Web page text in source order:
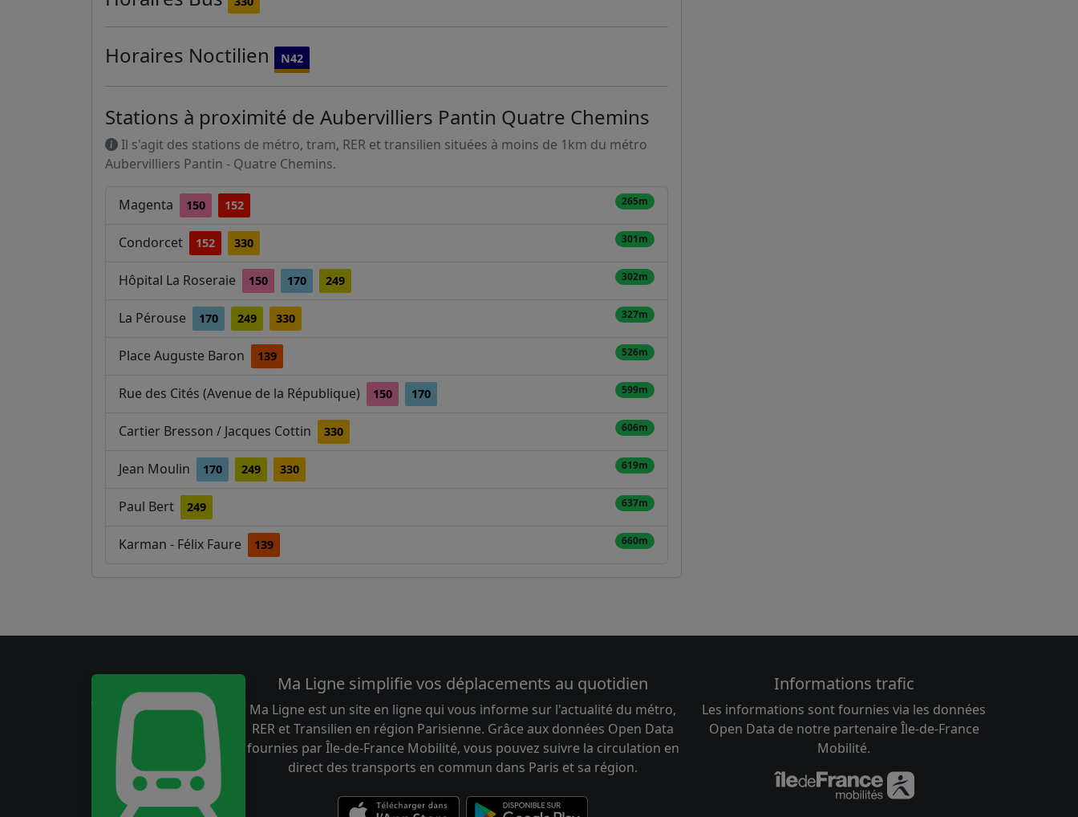
Horaires Noctilien N42
Stations à proximité de Aubervilliers Pantin Quatre Chemins
Il s'agit des stations de métro, tram, RER et transilien situées à moins de 1km du métro
Aubervilliers Pantin - Quatre Chemins.
Magenta 150 152 265m
Condorcet 152 330 301m
Hôpital La Roseraie 150 170 249 302m
La Pérouse 170 249 330 327m
Place Auguste Baron 139 526m
Rue des Cités (Avenue de la République) 150 170 599m
Cartier Bresson / Jacques Cottin 330 606m
Jean Moulin 170 249 330 619m
Paul Bert 249 637m
Karman - Félix Faure 139 660m
Ma Ligne simplifie vos déplacements au quotidien
Ma Ligne est un site en ligne qui vous informe sur l'actualité du métro,
RER et Transilien en région Parisienne. Grâce aux données Open Data
fournies par Île-de-France Mobilité, vous pouvez suivre la circulation en
direct des transports en commun dans Paris et sa région.
Informations trafic
Les informations sont fournies via les données
Open Data de notre partenaire Île-de-France
Mobilité.